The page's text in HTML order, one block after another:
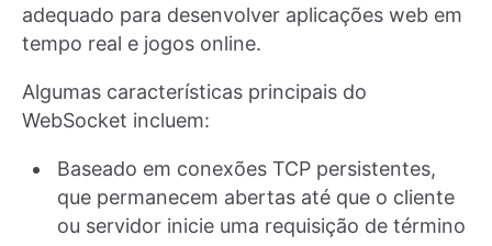
adequado para desenvolver aplicações web em
tempo real e jogos online.
Algumas características principais do
WebSocket incluem:
Baseado em conexões TCP persistentes,
que permanecem abertas até que o cliente
ou servidor inicie uma requisição de término